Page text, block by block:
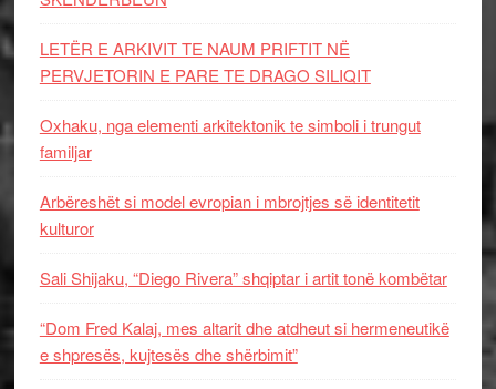
LETËR E ARKIVIT TE NAUM PRIFTIT NË
PERVJETORIN E PARE TE DRAGO SILIQIT
Oxhaku, nga elementi arkitektonik te simboli i trungut
familjar
Arbëreshët si model evropian i mbrojtjes së identitetit
kulturor
Sali Shijaku, “Diego Rivera” shqiptar i artit tonë kombëtar
“Dom Fred Kalaj, mes altarit dhe atdheut si hermeneutikë
e shpresës, kujtesës dhe shërbimit”